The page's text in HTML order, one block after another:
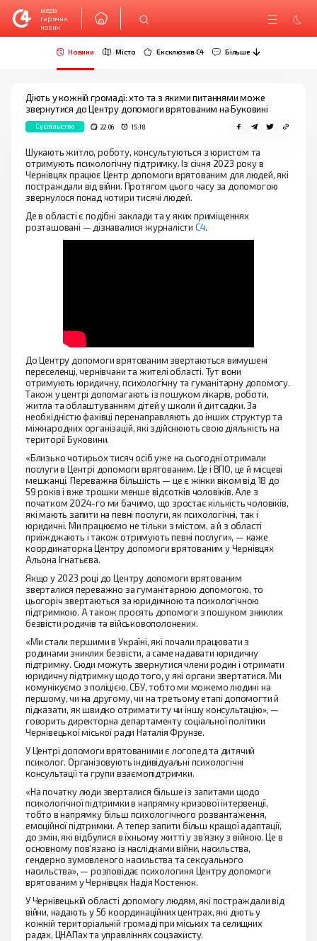
медіа
гарячих
новин
Новини Місто Ексклюзив C4 Більше
Діють у кожній громаді: хто та з якими питаннями може
звернутися до Центру допомоги врятованим на Буковині
Суспільство 22.06 15:18
Шукають житло, роботу, консультуються з юристом та
отримують психологічну підтримку. Із січня 2023 року в
Чернівцях працює Центр допомоги врятованим для людей, які
постраждали від війни. Протягом цього часу за допомогою
звернулося понад чотири тисячі людей.
Де в області є подібні заклади та у яких приміщеннях
розташовані — дізнавалися журналісти С4.
До Центру допомоги врятованим звертаються вимушені
переселенці, чернівчани та жителі області. Тут вони
отримують юридичну, психологічну та гуманітарну допомогу.
Також у центрі допомагають із пошуком лікарів, роботи,
житла та облаштуванням дітей у школи й дитсадки. За
необхідністю фахівці перенаправляють до інших структур та
міжнародних організацій, які здійснюють свою діяльність на
території Буковини.
«Близько чотирьох тисяч осіб уже на сьогодні отримали
послуги в Центрі допомоги врятованим. Це і ВПО, це й місцеві
мешканці. Переважна більшість — це є жінки віком від 18 до
59 років і вже трошки менше відсотків чоловіків. Але з
початком 2024-го ми бачимо, що зростає кількість чоловіків,
які мають запити на певні послуги, як психологічні, так і
юридичні. Ми працюємо не тільки з містом, а й з області
приїжджають і також отримують певні послуги», — каже
координаторка Центру допомоги врятованим у Чернівцях
Альона Ігнатьєва.
Якщо у 2023 році до Центру допомоги врятованим
зверталися переважно за гуманітарною допомогою, то
цьогоріч звертаються за юридичною та психологічною
підтримкою. А також просять допомоги з пошуком зниклих
безвісти родичів та військовополонених.
«Ми стали першими в Україні, які почали працювати з
родинами зниклих безвісти, а саме надавати юридичну
підтримку. Сюди можуть звернутися члени родин і отримати
юридичну підтримку щодо того, у які органи звертатися. Ми
комунікуємо з поліцією, СБУ, тобто ми можемо людині на
першому, чи на другому, чи на третьому етапі допомогти й
підказати, як швидко отримати ту чи іншу консультацію», —
говорить директорка департаменту соціальної політики
Чернівецької міської ради Наталія Фрунзе.
У Центрі допомоги врятованими є логопед та дитячий
психолог. Організовують індивідуальні психологічні
консультації та групи взаємопідтримки.
«На початку люди зверталися більше із запитами щодо
психологічної підтримки в напрямку кризової інтервенції,
тобто в напрямку більш психологічного розвантаження,
емоційної підтримки. А тепер запити більш кращої адаптації,
до змін, які відбулися в їхньому житті у зв’язку з війною. Це в
основному пов’язано із наслідками війни, насильства,
гендерно зумовленого насильства та сексуального
насильства», — розповідає психологиня Центру допомоги
врятованим у Чернівцях Надія Костенюк.
У Чернівецькій області допомогу людям, які постраждали від
війни, надають у 56 координаційних центрах, які діють у
кожній територіальній громаді при міських та селищних
радах, ЦНАПах та управліннях соцзахисту.